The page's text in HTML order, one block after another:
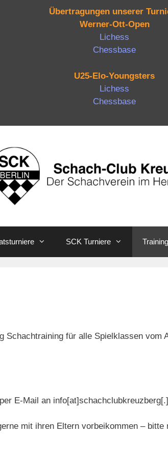
Übertragungen unserer
Werner-Ott-Open
Lichess
Chessbase
U25-Elo-Youngsters
Lichess
Chessbase
SCK Turniere Training
Schachtraining für alle Spielklassen
E-Mail an
mit ihren Eltern vorbeikommen –